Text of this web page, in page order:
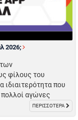
2026;
φίλους του
ιδιαιτερότητα που
πολλοί αγώνες
ΠΕΡΙΣΣΟΤΕΡΑ